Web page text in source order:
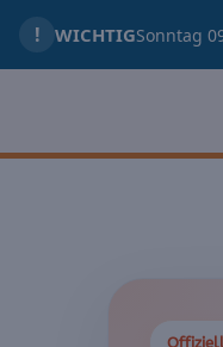
! WICHTIGSonntag
Inhalt
springen